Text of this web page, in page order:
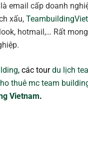
email cấp doanh
xấu,
hotmail,… Rất
, các tourdu lịch
ho thuê mc team
Vietnam.